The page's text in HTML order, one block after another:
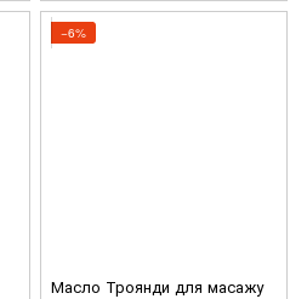
−6%
Масло Троянди для масажу